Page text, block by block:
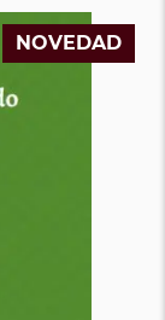
NOVEDAD